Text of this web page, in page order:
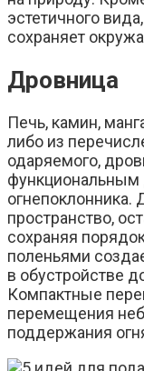
эстетичного
сохраняет
Дровница
Печь, камин,
либо из
одаряемого,
огнепоклонника.
пространство,
сохраняя
поленьями
в обустройстве
Компактные
перемещения
поддержания